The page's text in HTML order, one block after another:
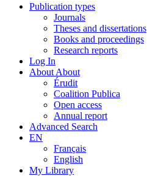
Publication types
Journals
Theses and dissertations
Books and proceedings
Research reports
Log In
About About
Érudit
Coalition Publica
Open access
Annual report
Advanced Search
EN
Français
English
My Library